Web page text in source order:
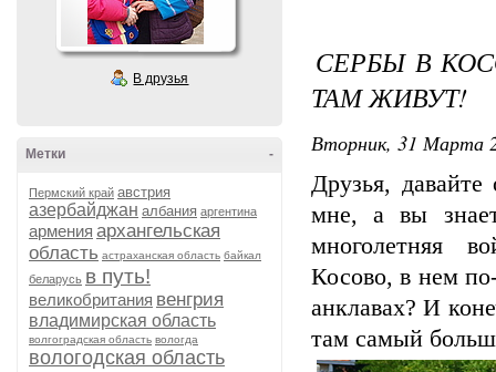
В друзья
-
Метки
Пермский край австрия
азербайджан албания аргентина
армения архангельская
область астраханская область байкал
беларусь в путь!
великобритания венгрия
владимирская область
волгоградская область вологда
вологодская область
СЕРБЫ В
ТАМ ЖИВУТ!
Вторник, 31 Марта
Друзья,
мне, а вы
многолетняя
Косово, в нем
анклавах? И
там самый